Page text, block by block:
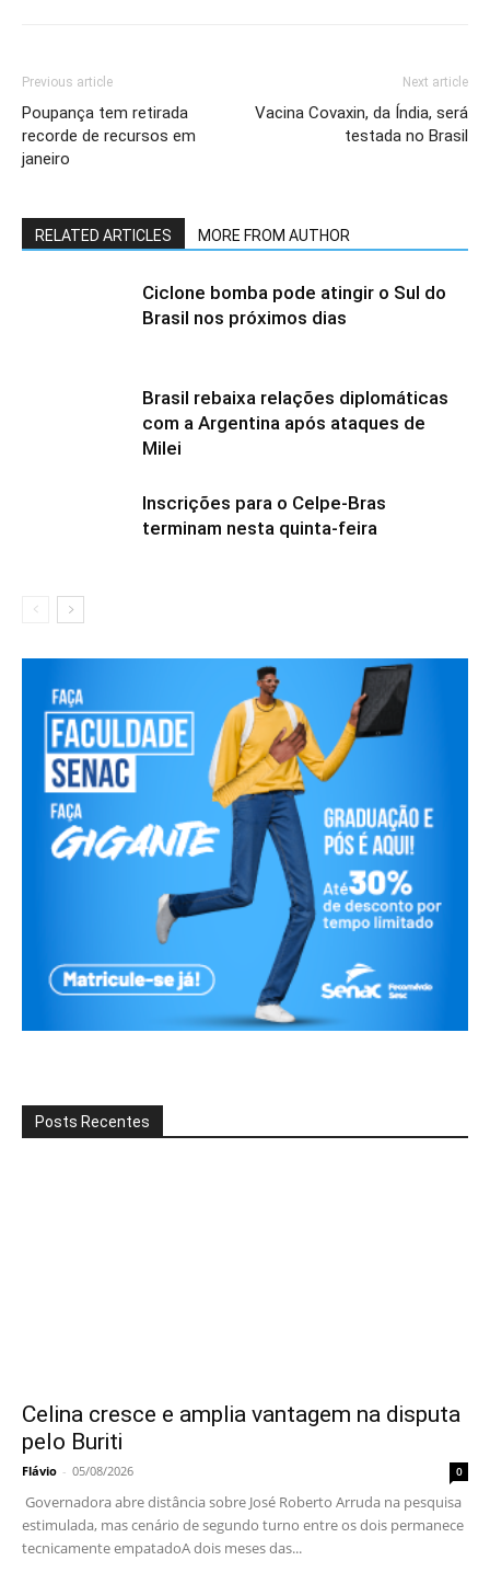
Previous article
Poupança tem retirada
recorde de recursos em
janeiro
Next article
Vacina Covaxin, da Índia, será
testada no Brasil
RELATED ARTICLES MORE FROM AUTHOR
Ciclone bomba pode atingir o Sul do
Brasil nos próximos dias
Brasil rebaixa relações diplomáticas
com a Argentina após ataques de
Milei
Inscrições para o Celpe-Bras
terminam nesta quinta-feira
Posts Recentes
Celina cresce e amplia vantagem na disputa
pelo Buriti
Flávio - 05/08/2026 0
Governadora abre distância sobre José Roberto Arruda na pesquisa
estimulada, mas cenário de segundo turno entre os dois permanece
tecnicamente empatadoA dois meses das...